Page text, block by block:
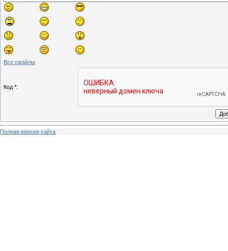
Все смайлы
Код *:
Полная версия сайта